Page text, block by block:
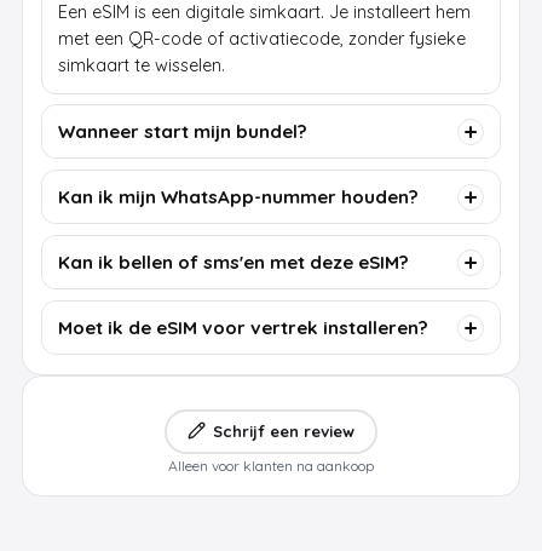
Een eSIM is een digitale simkaart. Je installeert hem
met een QR-code of activatiecode, zonder fysieke
simkaart te wisselen.
Wanneer start mijn bundel?
Kan ik mijn WhatsApp-nummer houden?
Kan ik bellen of sms'en met deze eSIM?
Moet ik de eSIM voor vertrek installeren?
Schrijf een review
Alleen voor klanten na aankoop